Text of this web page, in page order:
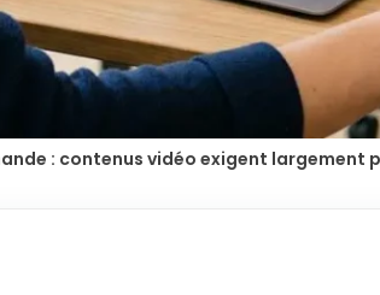
: contenus vidéo exigent largement